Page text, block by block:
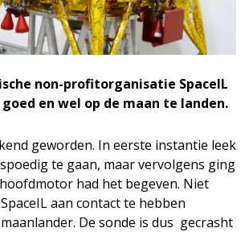
non-profitorganisatie SpaceIL
en wel op de maan te landen.
geworden. In eerste instantie leek
te gaan, maar vervolgens ging
had het begeven. Niet
aan contact te hebben
De sonde is dus gecrasht